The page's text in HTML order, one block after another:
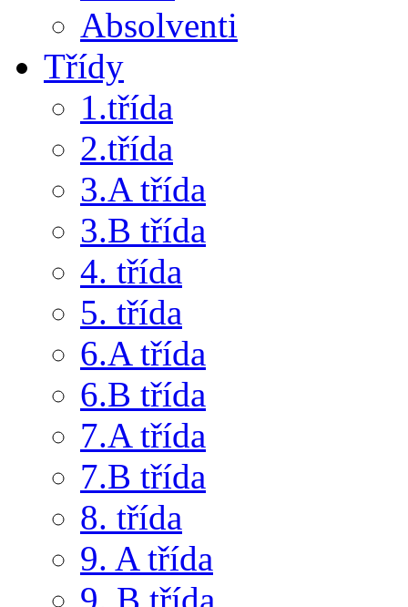
Absolventi
Třídy
1.třída
2.třída
3.A třída
3.B třída
4. třída
5. třída
6.A třída
6.B třída
7.A třída
7.B třída
8. třída
9. A třída